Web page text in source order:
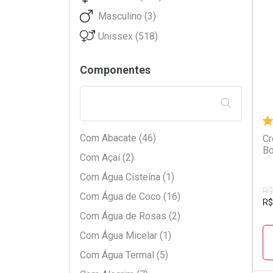
R$
Cadiveu (12)
Cia Da Natureza (3)
Closeup (1)
Coala Beauty (1)
Corpo Dourado (2)
Da Magrinha (2)
DaBelle (41)
Disney (1)
Don Alcides (1)
Dove (44)
Masculino (3)
Unissex (518)
Componentes
FILTRAR
Com Abacate (46)
Com Açaí (2)
Com Água Cisteína (1)
Com Água de Coco (16)
Com Água de Rosas (2)
Com Água Micelar (1)
Com Água Termal (5)